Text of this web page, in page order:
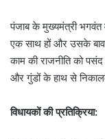
पंजाब के मुख्यमंत्री भगवंत
एक साथ हों और उसके
काम की राजनीति को
और गुंडों के हाथ से
विधायकों की प्रतिक्रिया: